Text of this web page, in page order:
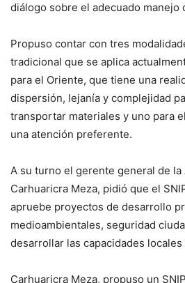
diálogo sobre el adecuado manejo
Propuso contar con tres
tradicional que se aplica
para el Oriente, que tiene una
dispersión, lejanía y complejidad
transportar materiales y uno para
una atención preferente.
A su turno el gerente general de la
Carhuaricra Meza, pidió que el
apruebe proyectos de desarrollo
medioambientales, seguridad
desarrollar las capacidades
Carhuaricra Meza, propuso un